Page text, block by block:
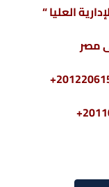
العليا “
مصر